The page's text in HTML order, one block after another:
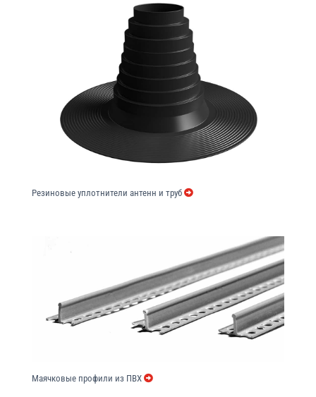
Резиновые уплотнители антенн и труб
Маячковые профили из ПВХ